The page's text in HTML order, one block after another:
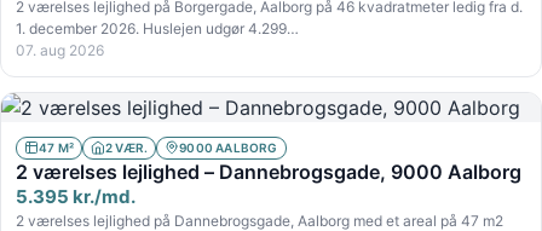
2 værelses lejlighed på Borgergade, Aalborg på 46 kvadratmeter ledig fra d.
1. december 2026. Huslejen udgør 4.299…
07. aug 2026
47 M² 2 VÆR. 9000 AALBORG
2 værelses lejlighed – Dannebrogsgade, 9000 Aalborg
5.395 kr./md.
2 værelses lejlighed på Dannebrogsgade, Aalborg med et areal på 47 m2